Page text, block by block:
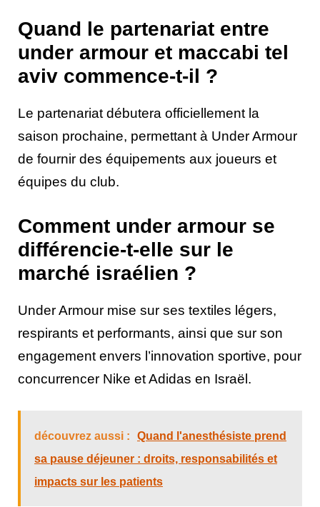
Quand le partenariat entre
under armour et maccabi tel
aviv commence-t-il ?
Le partenariat débutera officiellement la
saison prochaine, permettant à Under Armour
de fournir des équipements aux joueurs et
équipes du club.
Comment under armour se
différencie-t-elle sur le
marché israélien ?
Under Armour mise sur ses textiles légers,
respirants et performants, ainsi que sur son
engagement envers l’innovation sportive, pour
concurrencer Nike et Adidas en Israël.
découvrez aussi :
Quand l'anesthésiste prend
sa pause déjeuner : droits, responsabilités et
impacts sur les patients